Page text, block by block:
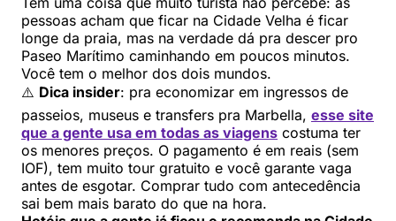
pessoas acham que ficar na Cidade Velha é ficar
longe da praia, mas na verdade dá pra descer pro
Paseo Marítimo caminhando em poucos minutos.
Você tem o melhor dos dois mundos.
⚠️ Dica insider: pra economizar em ingressos de
passeios, museus e transfers pra Marbella, esse site
que a gente usa em todas as viagens costuma ter
os menores preços. O pagamento é em reais (sem
IOF), tem muito tour gratuito e você garante vaga
antes de esgotar. Comprar tudo com antecedência
sai bem mais barato do que na hora.